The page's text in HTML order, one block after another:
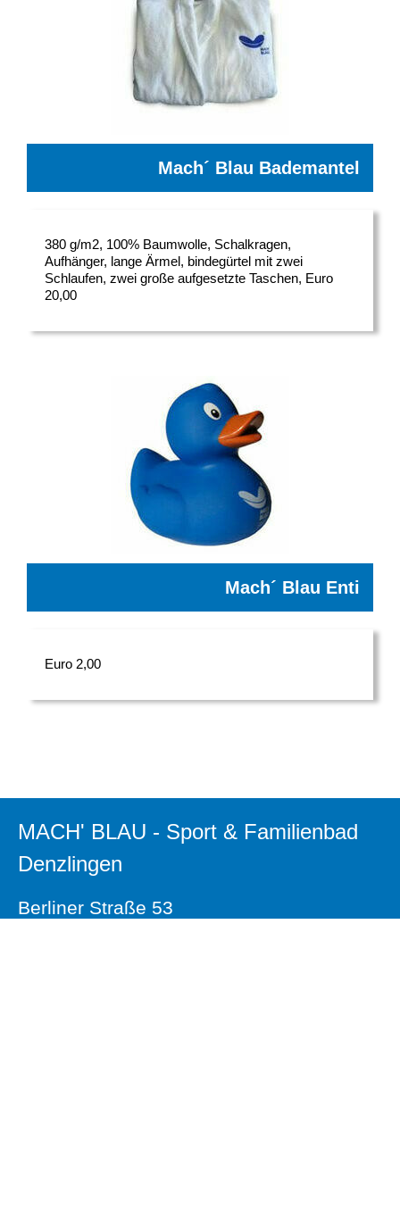
Mach´ Blau Bademantel
380 g/m2, 100% Baumwolle, Schalkragen,
Aufhänger, lange Ärmel, bindegürtel mit zwei
Schlaufen, zwei große aufgesetzte Taschen, Euro
20,00
Mach´ Blau Enti
Euro 2,00
MACH' BLAU - Sport & Familienbad
Denzlingen
Berliner Straße 53